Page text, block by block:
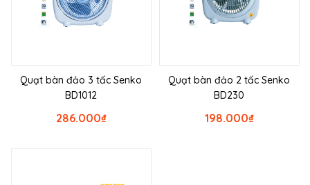
Quạt bàn đảo 3 tấc Senko
BD1012
₫
286.000
Quạt bàn đảo 2 tấc Senko
BD230
₫
198.000